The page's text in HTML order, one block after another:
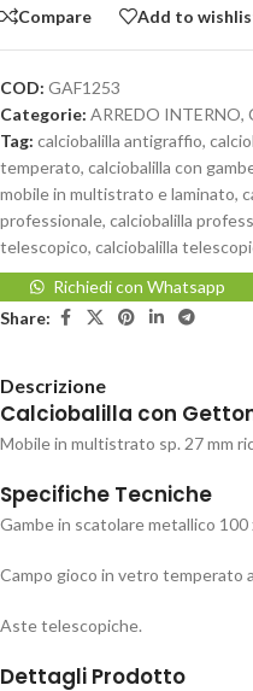
Compare Add to
COD: GAF1253
Categorie: ARREDO INTERNO,
Tag: calciobalilla antigraffio,
temperato, calciobalilla con
mobile in multistrato e laminato,
professionale, calciobalilla
telescopico, calciobalilla
Richiedi con Whatsapp
Share:
Descrizione
Calciobalilla con
Mobile in multistrato sp. 27 mm
Specifiche Tecniche
Gambe in scatolare metallico
Campo gioco in vetro temperato
Aste telescopiche.
Dettagli Prodotto